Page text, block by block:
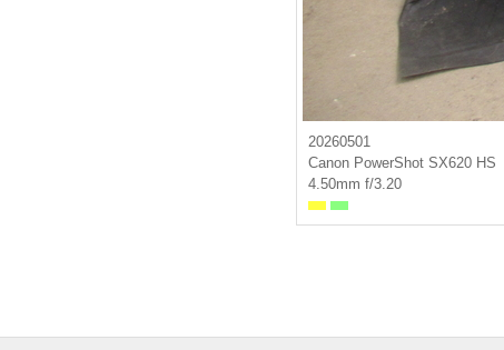
20260501
Canon PowerShot SX620 HS
4.50mm f/3.20